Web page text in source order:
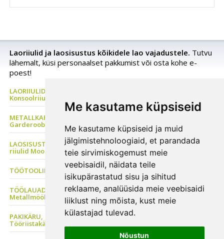
Me kasutame küpsiseid
Me kasutame küpsiseid ja muid
jälgimistehnoloogiaid, et parandada
teie sirvimiskogemust meie
veebisaidil, näidata teile
isikupärastatud sisu ja sihitud
reklaame, analüüsida meie veebisaidi
liiklust ning mõista, kust meie
külastajad tulevad.
Nõustun
Laoriiulid ja laosisustus kõikidele lao vajadustele. Tutvu
lähemalt, küsi personaalset pakkumist või osta kohe e-
poest!
LAORIIULID Metallriiul, Kaubaaluste riiul, Rehviriiul,
Konsoolriiul, Korrusladu
METALLKAPP Metallist Riidekapp, Kontorikapp,
Garderoobikapp, Tööriistakapp
LAOSISUSTUS, Plastkarbid, Laomööbel, PVC kardinad, Metallist
riiulid Moodulriiulid
TÖÖTOOLID Sadultoolid, Ratastaburetid, ESD tool
TÖÖLAUAD Tööstusmööbel, Töökojakapp, Perfosein, Seisulaud
Metallmööbel
PAKIKÄRU, Transpordikäru, Platvormkäru, Kaubakäru, Riiulkäru,
Tööriistakäru